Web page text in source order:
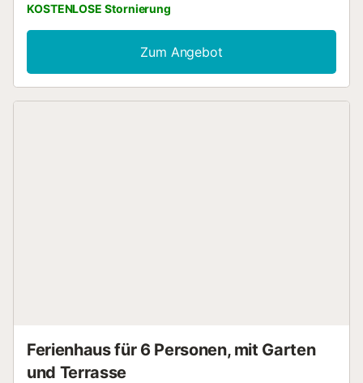
KOSTENLOSE Stornierung
Zum Angebot
Ferienhaus für 6 Personen, mit Garten
und Terrasse